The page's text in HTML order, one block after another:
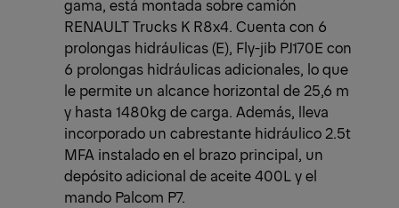
gama, está montada sobre camión
RENAULT Trucks K R8x4. Cuenta con 6
prolongas hidráulicas (E), Fly-jib PJ170E con
6 prolongas hidráulicas adicionales, lo que
le permite un alcance horizontal de 25,6 m
y hasta 1480kg de carga. Además, lleva
incorporado un cabrestante hidráulico 2.5t
MFA instalado en el brazo principal, un
depósito adicional de aceite 400L y el
mando Palcom P7.